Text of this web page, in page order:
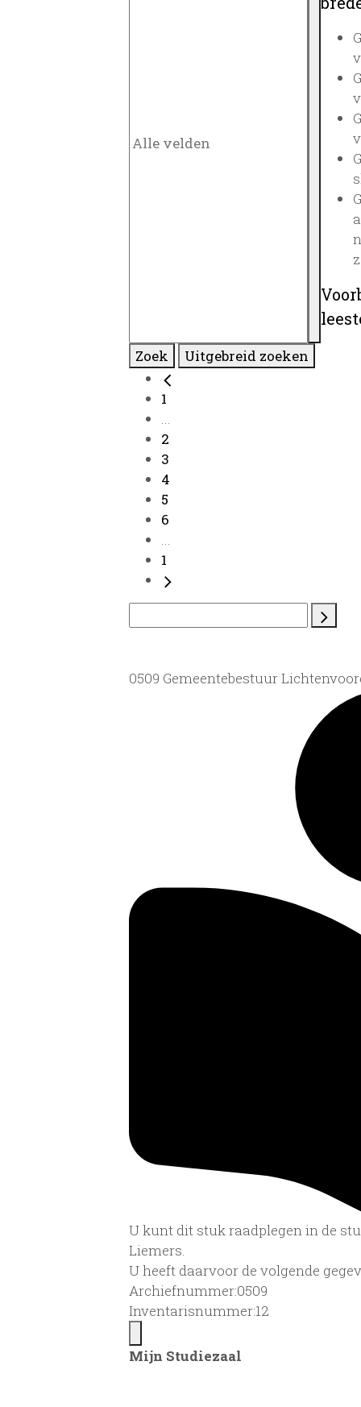
Zoek Uitgebreid zoeken
1
...
2
3
4
5
6
...
1
0509 Gemeentebestuur
U kunt dit stuk raadplegen in de
Liemers.
U heeft daarvoor de volgende
Archiefnummer:0509
Inventarisnummer:12
Mijn Studiezaal